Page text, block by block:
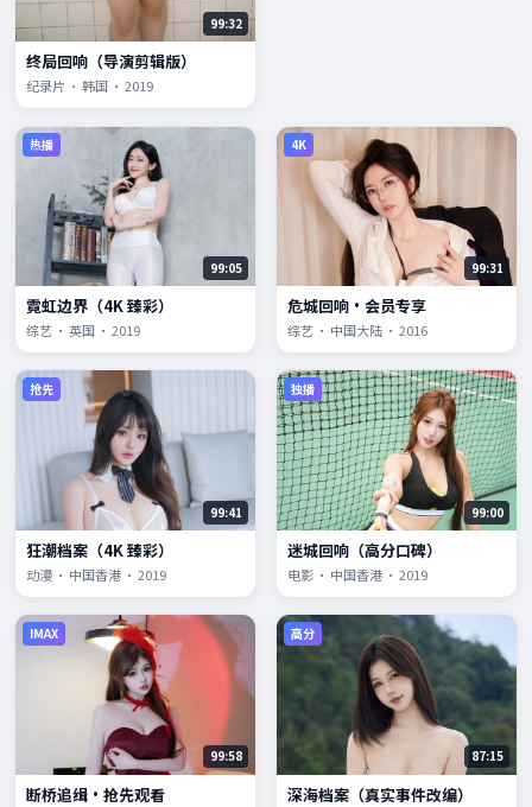
99:32
终局回响（导演剪辑版）
纪录片 · 韩国 · 2019
热播
99:05
霓虹边界（4K 臻彩）
综艺 · 英国 · 2019
4K
99:31
危城回响·会员专享
综艺 · 中国大陆 · 2016
抢先
99:41
狂潮档案（4K 臻彩）
动漫 · 中国香港 · 2019
独播
99:00
迷城回响（高分口碑）
电影 · 中国香港 · 2019
IMAX
99:58
断桥追缉·抢先观看
高分
87:15
深海档案（真实事件改编）